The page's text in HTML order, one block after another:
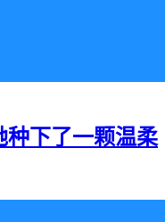
种下了一颗温柔